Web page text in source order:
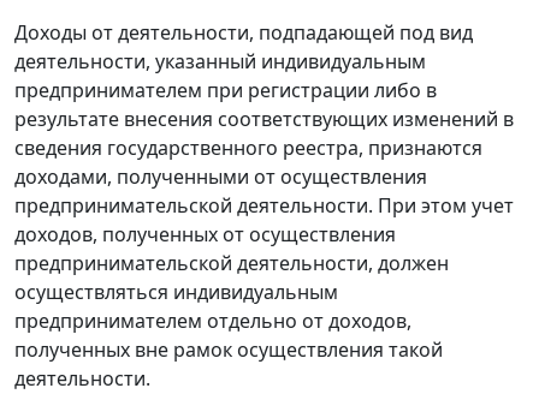
Доходы от деятельности, подпадающей под вид
деятельности, указанный индивидуальным
предпринимателем при регистрации либо в
результате внесения соответствующих изменений в
сведения государственного реестра, признаются
доходами, полученными от осуществления
предпринимательской деятельности. При этом учет
доходов, полученных от осуществления
предпринимательской деятельности, должен
осуществляться индивидуальным
предпринимателем отдельно от доходов,
полученных вне рамок осуществления такой
деятельности.